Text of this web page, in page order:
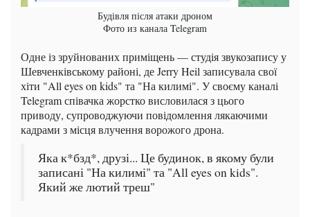
Будівля після атаки дроном
Фото из канала Telegram
Одне із зруйнованих приміщень — студія звукозапису у
Шевченківському районі, де Jerry Heil записувала свої
хіти "All eyes on kids" та "На килимі". У своєму каналі
Telegram співачка жорстко висловилася з цього
приводу, супроводжуючи повідомлення лякаючими
кадрами з місця влучення ворожого дрона.
Яка к*бзд*, друзі... Це будинок, в якому були
записані "На килимі" та "All eyes on kids".
Який же лютий треш"